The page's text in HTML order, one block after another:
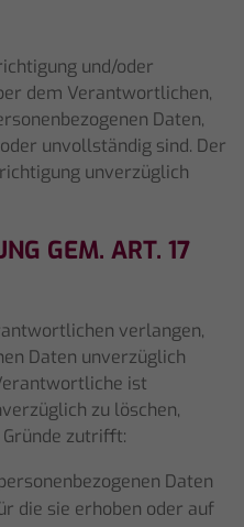
und/oder
dem Verantwortlichen,
Daten,
unvollständig sind. Der
unverzüglich
GEM. ART. 17
verlangen,
Daten unverzüglich
ist
zu löschen,
zutrifft:
Daten
die sie erhoben oder auf